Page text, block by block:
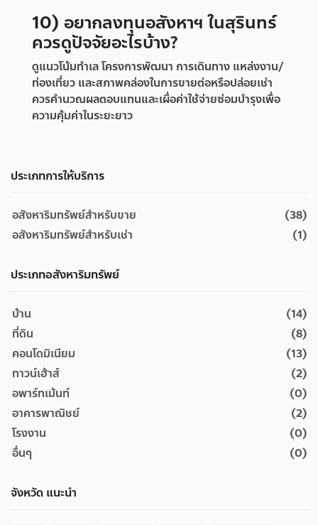
10) อยากลงทุนอสังหาฯ ในสุรินทร์
ควรดูปัจจัยอะไรบ้าง?
ดูแนวโน้มทำเล โครงการพัฒนา การเดินทาง แหล่งงาน/
ท่องเที่ยว และสภาพคล่องในการขายต่อหรือปล่อยเช่า
ควรคำนวณผลตอบแทนและเผื่อค่าใช้จ่ายซ่อมบำรุงเพื่อ
ความคุ้มค่าในระยะยาว
ประเภทการให้บริการ
อสังหาริมทรัพย์สำหรับขาย
(38)
อสังหาริมทรัพย์สำหรับเช่า
(1)
ประเภทอสังหาริมทรัพย์
บ้าน
(14)
ที่ดิน
(8)
คอนโดมิเนียม
(13)
ทาวน์เฮ้าส์
(2)
อพาร์ทเม้นท์
(0)
อาคารพาณิชย์
(2)
โรงงาน
(0)
อื่นๆ
(0)
จังหวัด แนะนำ